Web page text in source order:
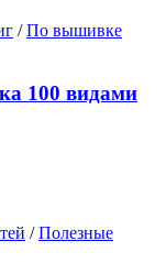
/По вышивке
100 видами
/Полезные